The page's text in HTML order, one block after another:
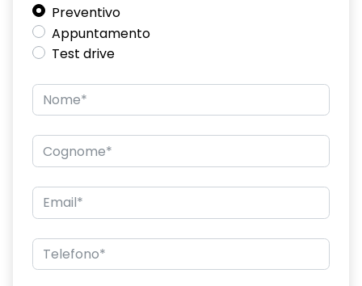
Emergency call soggetto alla disponibilità di rete
compatibile 2G/3G o 4G/5G in base al veicolo
Firma luminosa pixelata con fari full LED
Freno di stazionamento elettrico
HARM04
Illuminazione del bagagliaio
Intelligent speed assistance ISA
Keyless Entry
Preventivo
Appuntamento
Test drive